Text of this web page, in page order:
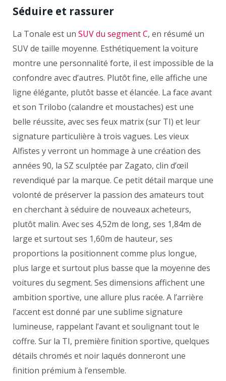
Séduire et rassurer
La Tonale est un SUV du segment C, en résumé un
SUV de taille moyenne. Esthétiquement la voiture
montre une personnalité forte, il est impossible de la
confondre avec d’autres. Plutôt fine, elle affiche une
ligne élégante, plutôt basse et élancée. La face avant
et son Trilobo (calandre et moustaches) est une
belle réussite, avec ses feux matrix (sur TI) et leur
signature particulière à trois vagues. Les vieux
Alfistes y verront un hommage à une création des
années 90, la SZ sculptée par Zagato, clin d’œil
revendiqué par la marque. Ce petit détail marque une
volonté de préserver la passion des amateurs tout
en cherchant à séduire de nouveaux acheteurs,
plutôt malin. Avec ses 4,52m de long, ses 1,84m de
large et surtout ses 1,60m de hauteur, ses
proportions la positionnent comme plus longue,
plus large et surtout plus basse que la moyenne des
voitures du segment. Ses dimensions affichent une
ambition sportive, une allure plus racée. A l’arrière
l’accent est donné par une sublime signature
lumineuse, rappelant l’avant et soulignant tout le
coffre. Sur la TI, première finition sportive, quelques
détails chromés et noir laqués donneront une
finition prémium à l’ensemble.